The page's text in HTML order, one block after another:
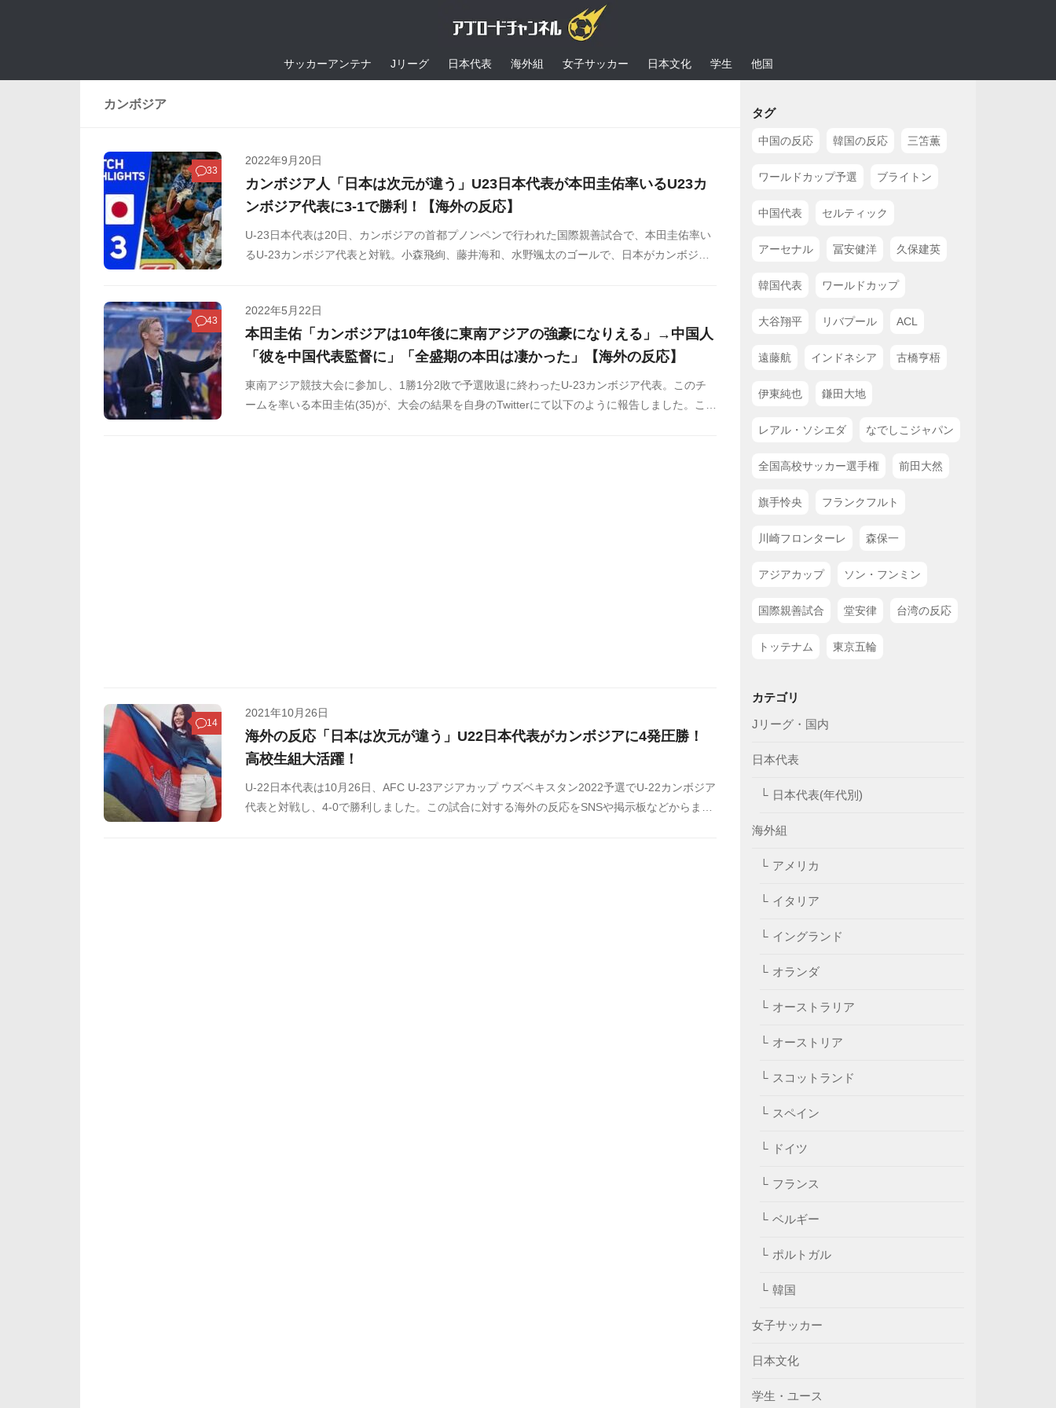
サッカーアンテナ Jリーグ 日本代表 海外組 女子サッカー 日本文化 学生 他国
カンボジア
33
2022年9月20日
カンボジア人「日本は次元が違う」U23日本代表が本田圭佑率いるU23カ
ンボジア代表に3-1で勝利！【海外の反応】
U-23日本代表は20日、カンボジアの首都プノンペンで行われた国際親善試合で、本田圭佑率い
るU-23カンボジア代表と対戦。小森飛絢、藤井海和、水野颯太のゴールで、日本がカンボジア
43
2022年5月22日
本田圭佑「カンボジアは10年後に東南アジアの強豪になりえる」→中国人
「彼を中国代表監督に」「全盛期の本田は凄かった」【海外の反応】
東南アジア競技大会に参加し、1勝1分2敗で予選敗退に終わったU-23カンボジア代表。このチ
ームを率いる本田圭佑(35)が、大会の結果を自身のTwitterにて以下のように報告しました。この
14
2021年10月26日
海外の反応「日本は次元が違う」U22日本代表がカンボジアに4発圧勝！
高校生組大活躍！
U-22日本代表は10月26日、AFC U-23アジアカップ ウズベキスタン2022予選でU-22カンボジア
代表と対戦し、4-0で勝利しました。この試合に対する海外の反応をSNSや掲示板などからまと
タグ
中国の反応 韓国の反応 三笘薫
ワールドカップ予選 ブライトン
中国代表 セルティック
アーセナル 冨安健洋 久保建英
韓国代表 ワールドカップ
大谷翔平 リバプール ACL
遠藤航 インドネシア 古橋亨梧
伊東純也 鎌田大地
レアル・ソシエダ なでしこジャパン
全国高校サッカー選手権 前田大然
旗手怜央 フランクフルト
川崎フロンターレ 森保一
アジアカップ ソン・フンミン
国際親善試合 堂安律 台湾の反応
トッテナム 東京五輪
カテゴリ
Jリーグ・国内
日本代表
日本代表(年代別)
海外組
アメリカ
イタリア
イングランド
オランダ
オーストラリア
オーストリア
スコットランド
スペイン
ドイツ
フランス
ベルギー
ポルトガル
韓国
女子サッカー
日本文化
学生・ユース